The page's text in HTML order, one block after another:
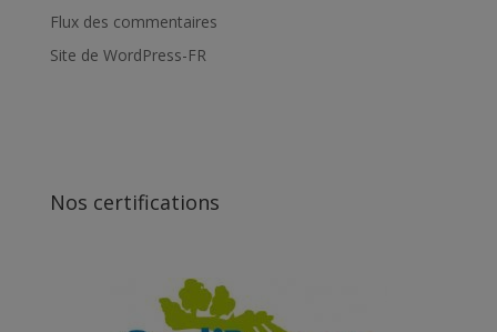
Flux des commentaires
Site de WordPress-FR
Nos certifications